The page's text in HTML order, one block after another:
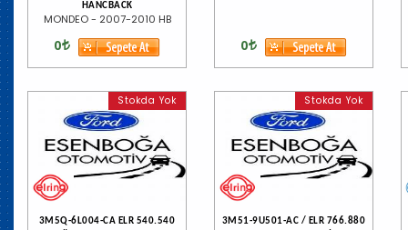
HANCBACK
MONDEO - 2007-2010 HB
0 0
Stokda Yok
3M5Q-6L004-CA ELR 540.540
Stokda Yok
3M51-9U501-AC / ELR 766.880